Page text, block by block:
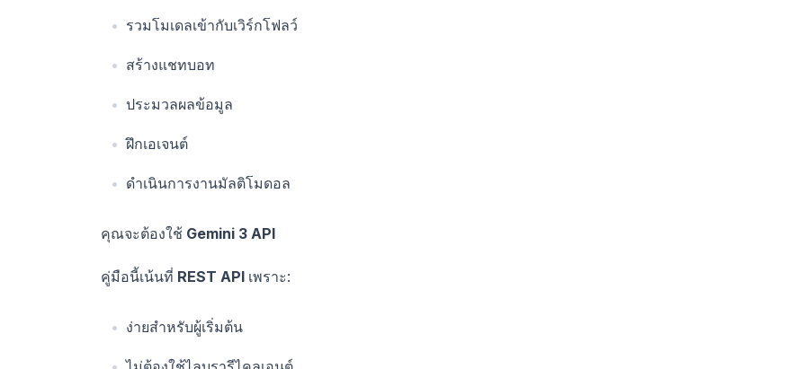
รวมโมเดลเข้ากับเวิร์กโฟลว์
สร้างแชทบอท
ประมวลผลข้อมูล
ฝึกเอเจนต์
ดำเนินการงานมัลติโมดอล
คุณจะต้องใช้ Gemini 3 API
คู่มือนี้เน้นที่ REST API เพราะ:
ง่ายสำหรับผู้เริ่มต้น